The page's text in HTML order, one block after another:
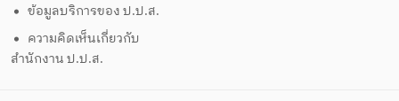
ข้อมูลบริการของ ป.ป.ส.
ความคิดเห็นเกี่ยวกับ
สำนักงาน ป.ป.ส.